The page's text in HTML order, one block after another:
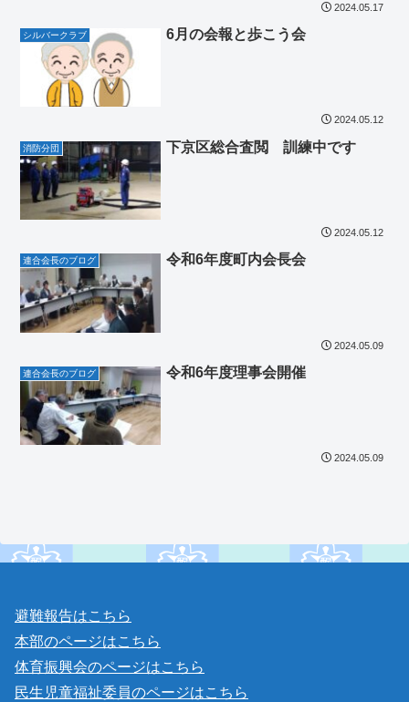
2024.05.17
シルバークラブ 6月の会報と歩こう会
2024.05.12
消防分団 下京区総合査閲 訓練中です
2024.05.12
連合会長のブログ 令和6年度町内会長会
2024.05.09
連合会長のブログ 令和6年度理事会開催
2024.05.09
避難報告はこちら
本部のページはこちら
体育振興会のページはこちら
民生児童福祉委員のページはこちら